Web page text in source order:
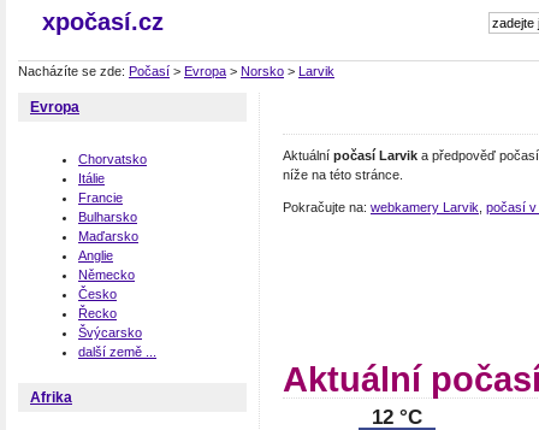
xpočasí.cz
Nacházíte se zde: Počasí > Evropa > Norsko > Larvik
Evropa
Chorvatsko
Itálie
Francie
Bulharsko
Maďarsko
Anglie
Německo
Česko
Řecko
Švýcarsko
další země ...
Afrika
Aktuálnípočasí Larvik a předpověď
níže na této stránce.
Pokračujte na: webkamery Larvik počasí
Aktuální
12 °C